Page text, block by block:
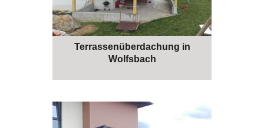
Terrassenüberdachung in
Wolfsbach